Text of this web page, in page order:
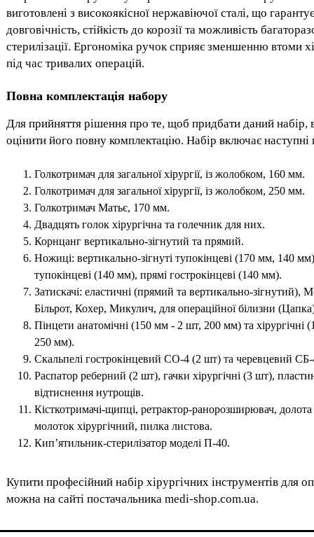
виготовлені з високоякісної нержавіючої сталі, що
довговічність, стійкість до корозії та можливість
стерилізації. Ергономіка ручок сприяє зменшенню втоми
під час тривалих операцій.
Повна комплектація набору
Для прийняття рішення про те, щоб придбати даний набір,
оцінити його повну комплектацію. Набір включає наступні
Голкотримач для загальної хірургії, із жолобком, 160 мм.
Голкотримач для загальної хірургії, із жолобком, 250 мм.
Голкотримач Матьє, 170 мм.
Двадцять голок хірургічна та голечник для них.
Корнцанг вертикально-зігнутий та прямий.
Ножиці: вертикально-зігнуті тупокінцеві (170 мм, 140
тупокінцеві (140 мм), прямі гострокінцеві (140 мм).
Затискачі: еластичні (прямий та вертикально-зігнутий),
Більрот, Кохер, Микулич, для операційної білизни
Пінцети анатомічні (150 мм - 2 шт, 200 мм) та хірургічні
250 мм).
Скальпелі гострокінцевий СО-4 (2 шт) та черевцевий
Распатор реберний (2 шт), гачки хірургічні (3 шт),
відтиснення нутрощів.
Кісткотримачі-щипці, ретрактор-ранорозширювач,
молоток хірургічний, пилка листова.
Кип’ятильник-стерилізатор моделі П-40.
Купити професійний набір хірургічних інструментів для
можна на сайті постачальника medi-shop.com.ua.